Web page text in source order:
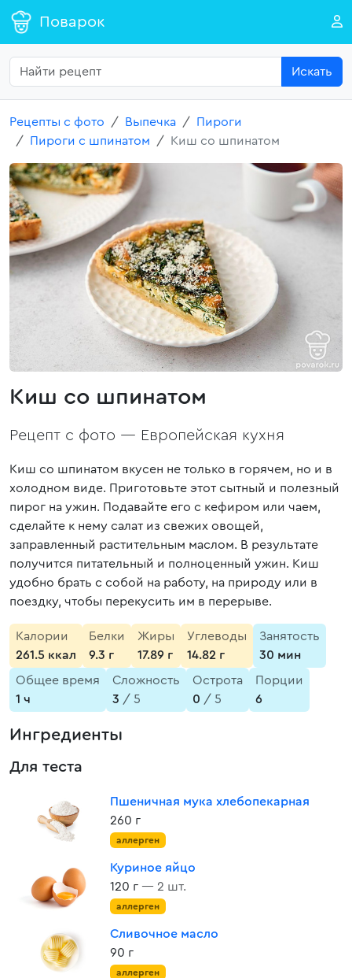
Поварок
Искать
Рецепты с фото Выпечка
Пироги
Пироги с шпинатом
Киш со шпинатом
Киш со шпинатом
Рецепт с фото — Европейская кухня
Киш со шпинатом вкусен не только в горячем, но и в
холодном виде. Приготовьте этот сытный и полезный
пирог на ужин. Подавайте его с кефиром или чаем,
сделайте к нему салат из свежих овощей,
заправленный растительным маслом. В результате
получится питательный и полноценный ужин. Киш
удобно брать с собой на работу, на природу или в
поездку, чтобы перекусить им в перерыве.
Калории
261.5 ккал
Белки
9.3 г
Жиры
17.89 г
Углеводы
14.82 г
Занятость
30 мин
Общее время
1 ч
Сложность
3 / 5
Острота
0 / 5
Порции
6
Ингредиенты
Для теста
Пшеничная мука хлебопекарная
260 г
аллерген
Куриное яйцо
120 г — 2 шт.
аллерген
Сливочное масло
90 г
аллерген